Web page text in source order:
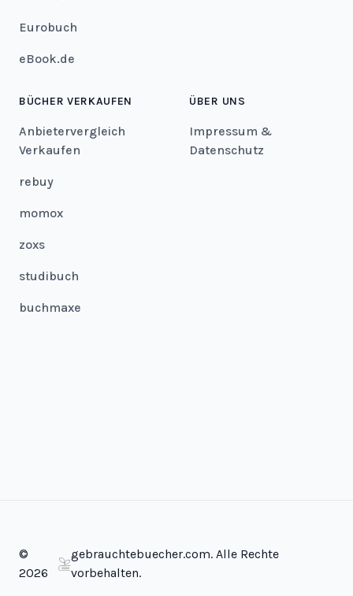
Eurobuch
eBook.de
BÜCHER VERKAUFEN
Anbietervergleich
Verkaufen
rebuy
momox
zoxs
studibuch
buchmaxe
ÜBER UNS
Impressum &
Datenschutz
©
2026
gebrauchtebuecher.com. Alle Rechte
vorbehalten.